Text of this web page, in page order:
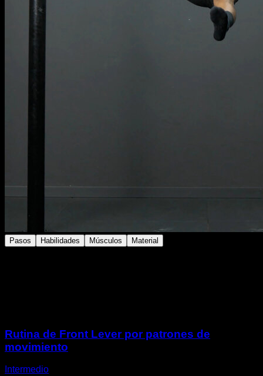
Pasos Habilidades Músculos Material
Rutina de Front Lever por patrones de
movimiento
Intermedio